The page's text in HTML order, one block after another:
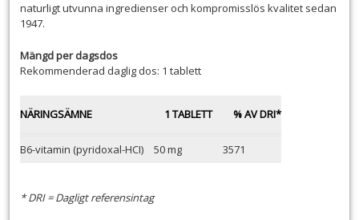
naturligt utvunna ingredienser och kompromisslös kvalitet sedan
1947.
Mängd per dagsdos
Rekommenderad daglig dos: 1 tablett
NÄRINGSÄMNE 1 TABLETT % AV DRI*
B6-vitamin (pyridoxal-HCI) 50 mg 3571
* DRI = Dagligt referensintag